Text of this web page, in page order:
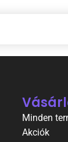
Minden
Akciók